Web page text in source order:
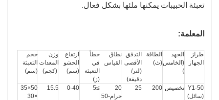
تعبئة الحبيبات يمكنها ملئها بشكل فعال.
المعلمة:
طراز
الجهاز
الجهد
(الخامس
)
الطاقة
(ث)
التدفق
الأقصى
(لتر/
دقيقة)
نطاق
القياس
خطأ
في
التعبئة
(ز)
ارتفاع
الحشو
(سم)
وزن
المعدات
(كجم)
حجم
التعبئة
(سم)
Y1-50
(سائل)
تخصيص 200
25
20
جرام-50
≥5
0-40
15.5
50×35
×30